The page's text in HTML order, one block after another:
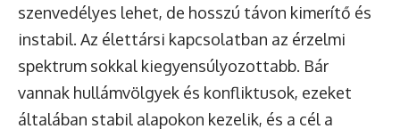
szenvedélyes lehet, de hosszú távon kimerítő és
instabil. Az élettársi kapcsolatban az érzelmi
spektrum sokkal kiegyensúlyozottabb. Bár
vannak hullámvölgyek és konfliktusok, ezeket
általában stabil alapokon kezelik, és a cél a